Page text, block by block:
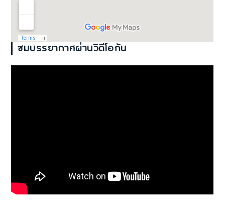
ชมบรรยากาศผ่านวิดีโอกัน